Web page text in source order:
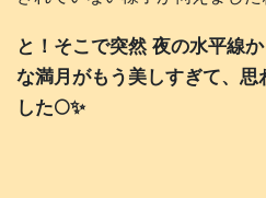
と！そこで突然 夜の水平線
な満月がもう美しすぎて、思
した🌕️✨️